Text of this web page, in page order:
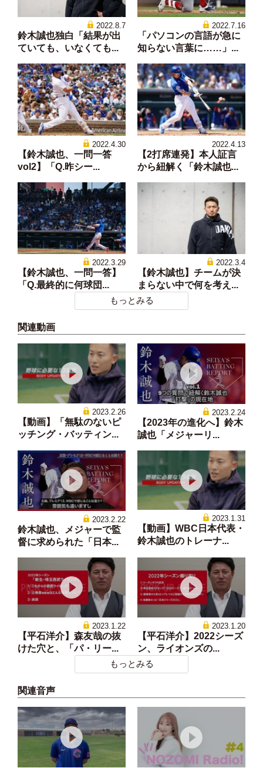
2022.8.7
鈴木誠也独白「結果が出
ていても、いなくても...
2022.7.16
「パソコンの言語が急に
知らない言葉に……」...
2022.4.30
【鈴木誠也、一問一答
vol2】「Q.昨シー...
2022.4.13
【2打席連発】本人証言
から紐解く「鈴木誠也...
2022.3.29
【鈴木誠也、一問一答】
「Q.最終的に何球団...
2022.3.4
【鈴木誠也】チームが決
まらない中で何を考え...
もっとみる
関連動画
2023.2.26
【動画】「無駄のないピ
ッチング・バッティン...
2023.2.24
【2023年の進化へ】鈴木
誠也「メジャーリ...
2023.2.22
鈴木誠也、メジャーで監
督に求められた「日本...
2023.1.31
【動画】WBC日本代表・
鈴木誠也のトレーナ...
2023.1.22
【平石洋介】森友哉の抜
けた穴と、「パ・リー...
2023.1.20
【平石洋介】2022シーズ
ン、ライオンズの...
もっとみる
関連音声